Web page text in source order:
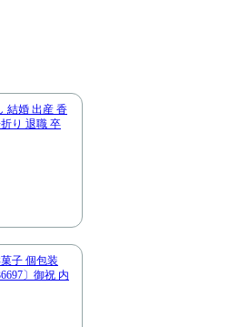
結婚 出産 香
り 退職 卒
子 個包装
〕御祝 内